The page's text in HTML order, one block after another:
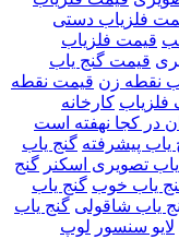
فلزیاب دستی
قیمت فلزیاب
قیمت گنج یاب
نقطه زن قیمت نقطه
فلزیاب کارخانه
در کجا نهفته است
یاب پیشرفته گنج یاب
تصویری اسکنر گنج
یاب خوب گنج یاب
یاب شاقولی گنج یاب
لایو سنسور لوپ